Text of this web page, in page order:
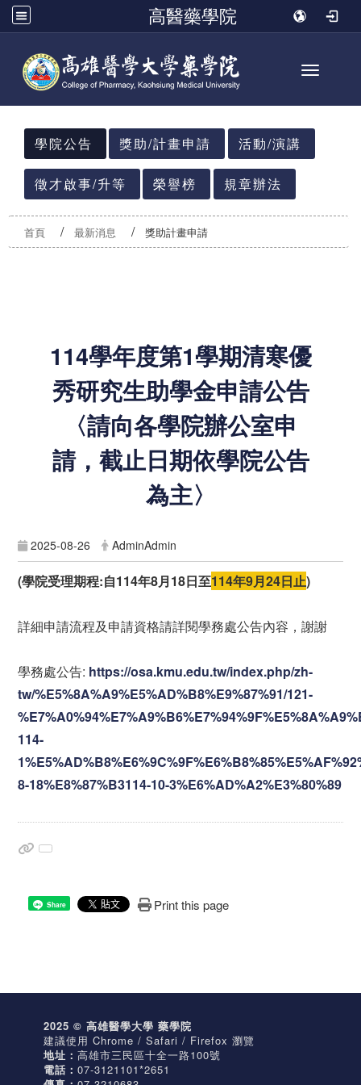
高醫藥學院
Toggle
:::
學院公告
獎助/計畫申請 活動/演講
徵才啟事/升等 榮譽榜 規章辦法
首頁 最新消息 獎助計畫申請
114學年度第1學期清寒優
秀研究生助學金申請公告
〈請向各學院辦公室申
請，截止日期依學院公告
為主〉
2025-08-26 AdminAdmin
(學院受理期程:自114年8月18日至114年9月24日止)
詳細申請流程及申請資格請詳閱學務處公告內容，謝謝
學務處公告: https://osa.kmu.edu.tw/index.php/zh-
tw/%E5%8A%A9%E5%AD%B8%E9%87%91/121-
114-
8-18%E8%87%B3114-10-3%E6%AD%A2%E3%80%89
Share Print this page
2025 © 高雄醫學大學 藥學院
建議使用 Chrome / Safari / Firefox 瀏覽
地址： 高雄市三民區十全一路100號
電話： 07-3121101*2651